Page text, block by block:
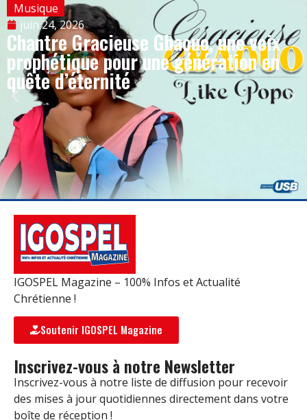
Musique
juin 24, 2026
Chantre Gracieuse Gbaouo, une voix
prophétique pour une génération en
quête d’éternité
IGOSPEL Magazine – 100% Infos et Actualité
Chrétienne !
Soutenir IGOSPEL Magazine
Inscrivez-vous à notre Newsletter
Inscrivez-vous à notre liste de diffusion pour recevoir
des mises à jour quotidiennes directement dans votre
boîte de réception !